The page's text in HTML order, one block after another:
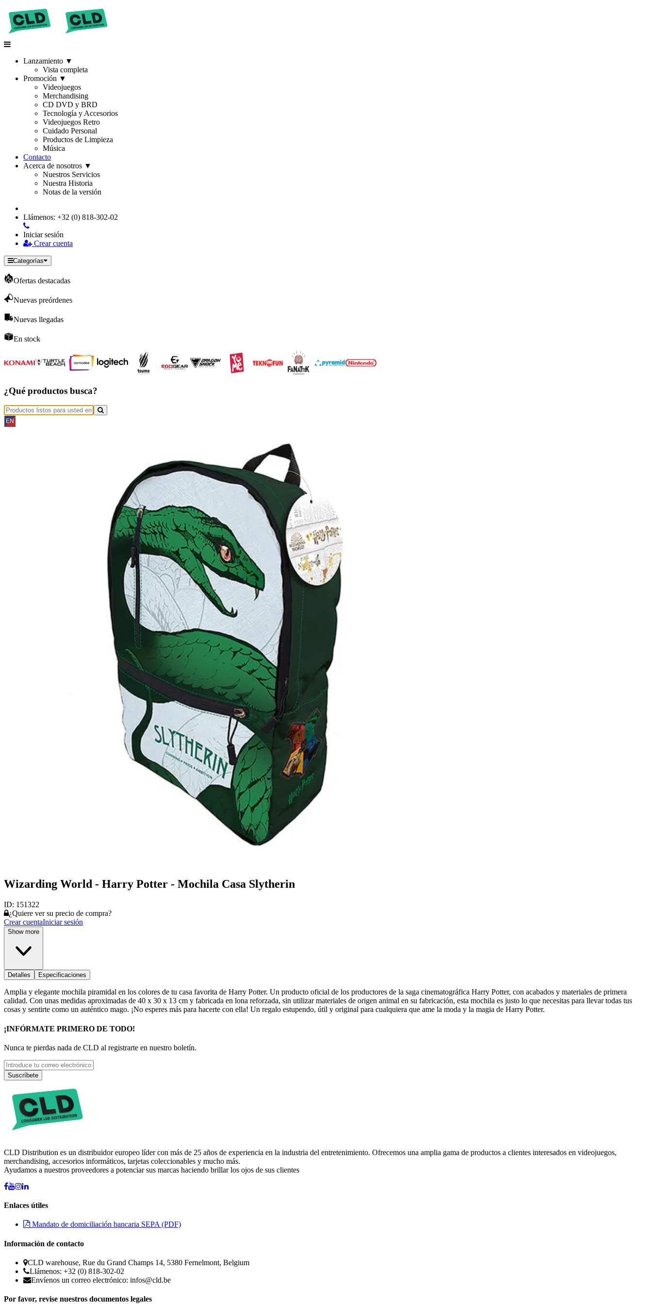
Lanzamiento ▼
Vista completa
Promoción ▼
Videojuegos
Merchandising
CD DVD y BRD
Tecnología y Accesorios
Videojuegos Retro
Cuidado Personal
Productos de Limpieza
Música
Contacto
Acerca de nosotros ▼
Nuestros Servicios
Nuestra Historia
Notas de la versión
Llámenos: +32 (0) 818-302-02
Iniciar sesión
Crear cuenta
Categorías
Ofertas destacadas
Nuevas preórdenes
Nuevas llegadas
En stock
¿Qué productos busca?
Wizarding World - Harry Potter - Mochila Casa Slytherin
ID: 151322
¿Quiere ver su precio de compra?
Crear cuentaIniciar sesión
Show more
Detalles Especificaciones
Amplia y elegante mochila piramidal en los colores de tu casa favorita de Harry Potter. Un producto oficial de los productores de la saga cinematográfica Harry Potter, con acabados y materiales de primera
calidad. Con unas medidas aproximadas de 40 x 30 x 13 cm y fabricada en lona reforzada, sin utilizar materiales de origen animal en su fabricación, esta mochila es justo lo que necesitas para llevar todas tus
cosas y sentirte como un auténtico mago. ¡No esperes más para hacerte con ella! Un regalo estupendo, útil y original para cualquiera que ame la moda y la magia de Harry Potter.
¡INFÓRMATE PRIMERO DE TODO!
Nunca te pierdas nada de CLD al registrarte en nuestro boletín.
Suscríbete
CLD Distribution es un distribuidor europeo líder con más de 25 años de experiencia en la industria del entretenimiento. Ofrecemos una amplia gama de productos a clientes interesados en videojuegos,
merchandising, accesorios informáticos, tarjetas coleccionables y mucho más.
Ayudamos a nuestros proveedores a potenciar sus marcas haciendo brillar los ojos de sus clientes
Enlaces útiles
Mandato de domiciliación bancaria SEPA (PDF)
Información de contacto
CLD warehouse, Rue du Grand Champs 14, 5380 Fernelmont, Belgium
Llámenos: +32 (0) 818-302-02
Envíenos un correo electrónico: infos@cld.be
Por favor, revise nuestros documentos legales